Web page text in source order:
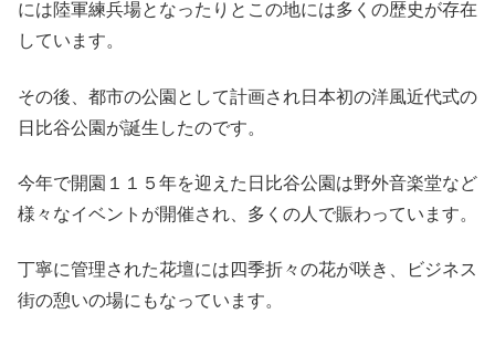
には陸軍練兵場となったりとこの地には多くの歴史が存在
しています。
その後、都市の公園として計画され日本初の洋風近代式の
日比谷公園が誕生したのです。
今年で開園１１５年を迎えた日比谷公園は野外音楽堂など
様々なイベントが開催され、多くの人で賑わっています。
丁寧に管理された花壇には四季折々の花が咲き、ビジネス
街の憩いの場にもなっています。